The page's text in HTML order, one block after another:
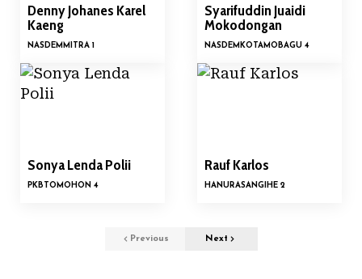
Denny Johanes Karel
Kaeng
NASDEM MITRA 1
Syarifuddin Juaidi
Mokodongan
NASDEM KOTAMOBAGU 4
Sonya Lenda Polii
PKBTOMOHON 4
Rauf Karlos
HANURASANGIHE 2
Previous Next